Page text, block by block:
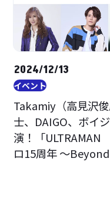
2024/12/13
イベント
Takamiy（高見沢
士、DAIGO、ボイ
演！「ULTRAMAN
ロ15周年 ～